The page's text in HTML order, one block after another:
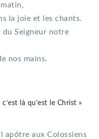
la joie et les chants.
du Seigneur notre
nos mains.
là qu’est le Christ »
apôtre aux Colossiens